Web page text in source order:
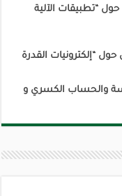
“تطبيقات الآلية
“إلكترونيات القدرة
والحساب الكسري و